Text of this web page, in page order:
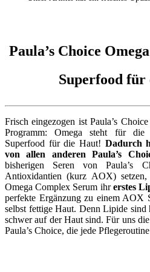
Paula’s Choice
Superfood für
Frisch eingezogen ist Paula’s
Programm: Omega steht für die
Superfood für die Haut! Dadurch
von allen anderen Paula’s
bisherigen Seren von Paula’s
Antioxidantien (kurz AOX)
Omega Complex Serum ihrerstes
perfekte Ergänzung zu einem AOX
selbst fettige Haut. Denn Lipide sind
schwer auf der Haut sind. Für uns
Paula’s Choice, die jede